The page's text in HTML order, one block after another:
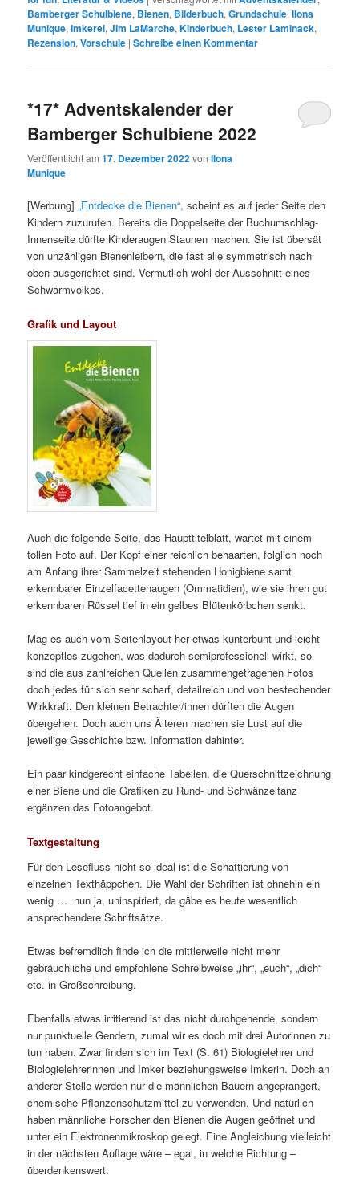
Bamberger Schulbiene, Bienen, Bilderbuch,Grundschule,Ilona
Munique,Imkerei,Jim LaMarche,Kinderbuch, Lester Laminack,
Rezension,Vorschule |Schreibe einen Kommentar
*17* Adventskalender der
Bamberger Schulbiene 2022
Veröffentlicht am17. Dezember 2022vonIlona
Munique
[Werbung]„Entdecke die Bienen“, scheint es auf jeder Seite den
Kindern zuzurufen. Bereits die Doppelseite der Buchumschlag-
Innenseite dürfte Kinderaugen Staunen machen. Sie ist übersät
von unzähligen Bienenleibern, die fast alle symmetrisch nach
oben ausgerichtet sind. Vermutlich wohl der Ausschnitt eines
Schwarmvolkes.
Grafik und Layout
Auch die folgende Seite, das Haupttitelblatt, wartet mit einem
tollen Foto auf. Der Kopf einer reichlich behaarten, folglich noch
am Anfang ihrer Sammelzeit stehenden Honigbiene samt
erkennbarer Einzelfacettenaugen (Ommatidien), wie sie ihren gut
erkennbaren Rüssel tief in ein gelbes Blütenkörbchen senkt.
Mag es auch vom Seitenlayout her etwas kunterbunt und leicht
konzeptlos zugehen, was dadurch semiprofessionell wirkt, so
sind die aus zahlreichen Quellen zusammengetragenen Fotos
doch jedes für sich sehr scharf, detailreich und von bestechender
Wirkkraft. Den kleinen Betrachter/innen dürften die Augen
übergehen. Doch auch uns Älteren machen sie Lust auf die
jeweilige Geschichte bzw. Information dahinter.
Ein paar kindgerecht einfache Tabellen, die Querschnittzeichnung
einer Biene und die Grafiken zu Rund- und Schwänzeltanz
ergänzen das Fotoangebot.
Textgestaltung
Für den Lesefluss nicht so ideal ist die Schattierung von
einzelnen Texthäppchen. Die Wahl der Schriften ist ohnehin ein
wenig … nun ja, uninspiriert, da gäbe es heute wesentlich
ansprechendere Schriftsätze.
Etwas befremdlich finde ich die mittlerweile nicht mehr
gebräuchliche und empfohlene Schreibweise „ihr“, „euch“, „dich“
etc. in Großschreibung.
Ebenfalls etwas irritierend ist das nicht durchgehende, sondern
nur punktuelle Gendern, zumal wir es doch mit drei Autorinnen zu
tun haben. Zwar finden sich im Text (S. 61) Biologielehrer und
Biologielehrerinnen und Imker beziehungsweise Imkerin. Doch an
anderer Stelle werden nur die männlichen Bauern angeprangert,
chemische Pflanzenschutzmittel zu verwenden. Und natürlich
haben männliche Forscher den Bienen die Augen geöffnet und
unter ein Elektronenmikroskop gelegt. Eine Angleichung vielleicht
in der nächsten Auflage wäre – egal, in welche Richtung –
überdenkenswert.